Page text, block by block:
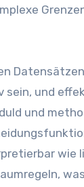
sein, und
und
wie